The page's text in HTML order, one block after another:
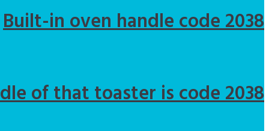
Built-in oven handle code 2038
of that toaster is code 2038